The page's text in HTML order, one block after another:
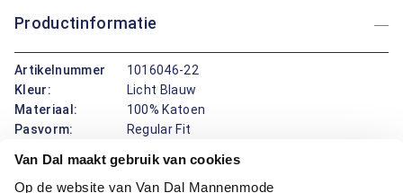
Van Dal maakt gebruik van cookies
Op de website van Van Dal Mannenmode
Productinformatie
Artikelnummer
1016046-22
Kleur:
Licht Blauw
Materiaal:
100% Katoen
Pasvorm:
Regular Fit